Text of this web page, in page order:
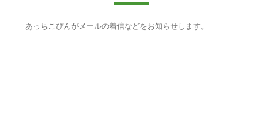
あっちこぴんがメールの着信などをお知らせします。